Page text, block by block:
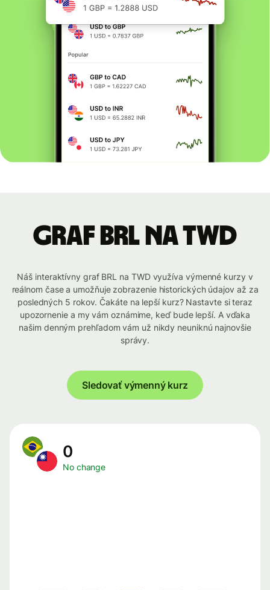
graf BRL na TWD
Náš interaktívny graf BRL na TWD využíva výmenné kurzy v
reálnom čase a umožňuje zobrazenie historických údajov až za
posledných 5 rokov. Čakáte na lepší kurz? Nastavte si teraz
upozornenie a my vám oznámime, keď bude lepší. A vďaka
našim denným prehľadom vám už nikdy neuniknú najnovšie
správy.
Sledovať výmenný kurz
0
No change